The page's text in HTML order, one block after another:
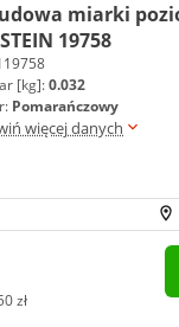
miarki
19758
[kg]:0.032
Pomarańczowy
więcej danych
zł